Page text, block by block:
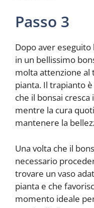
Passo 3
Dopo aver eseguito
in un bellissimo
molta attenzione al
pianta. Il trapianto
che il bonsai
mentre la cura
mantenere la
Una volta che il
necessario
trovare un vaso
pianta e che
momento ideale